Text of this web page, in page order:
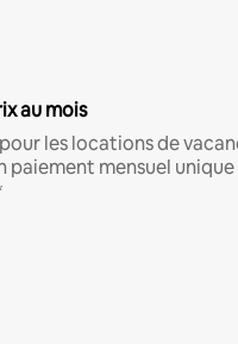
au mois
les locations de
paiement mensuel unique